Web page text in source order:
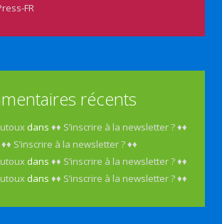
FR
récents
dans♦♦ S’inscrire à la newsletter ? ♦♦
♦♦ S’inscrire à la newsletter ? ♦♦
dans♦♦ S’inscrire à la newsletter ? ♦♦
dans♦♦ S’inscrire à la newsletter ? ♦♦